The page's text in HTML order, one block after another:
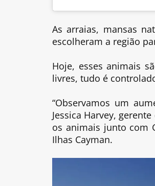
As arraias, mansas
escolheram a região
Hoje, esses animais
livres, tudo é
“Observamos um
Jessica Harvey,
os animais junto com
Ilhas Cayman.